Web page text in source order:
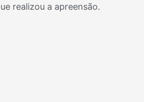
realizou a apreensão.